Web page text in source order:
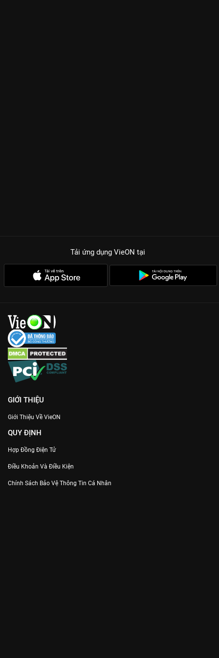
Tải ứng dụng VieON tại
GIỚI THIỆU
Giới Thiệu Về VieON
QUY ĐỊNH
Hợp Đồng Điện Tử
Điều Khoản Và Điều Kiện
Chính Sách Bảo Vệ Thông Tin Cá Nhân